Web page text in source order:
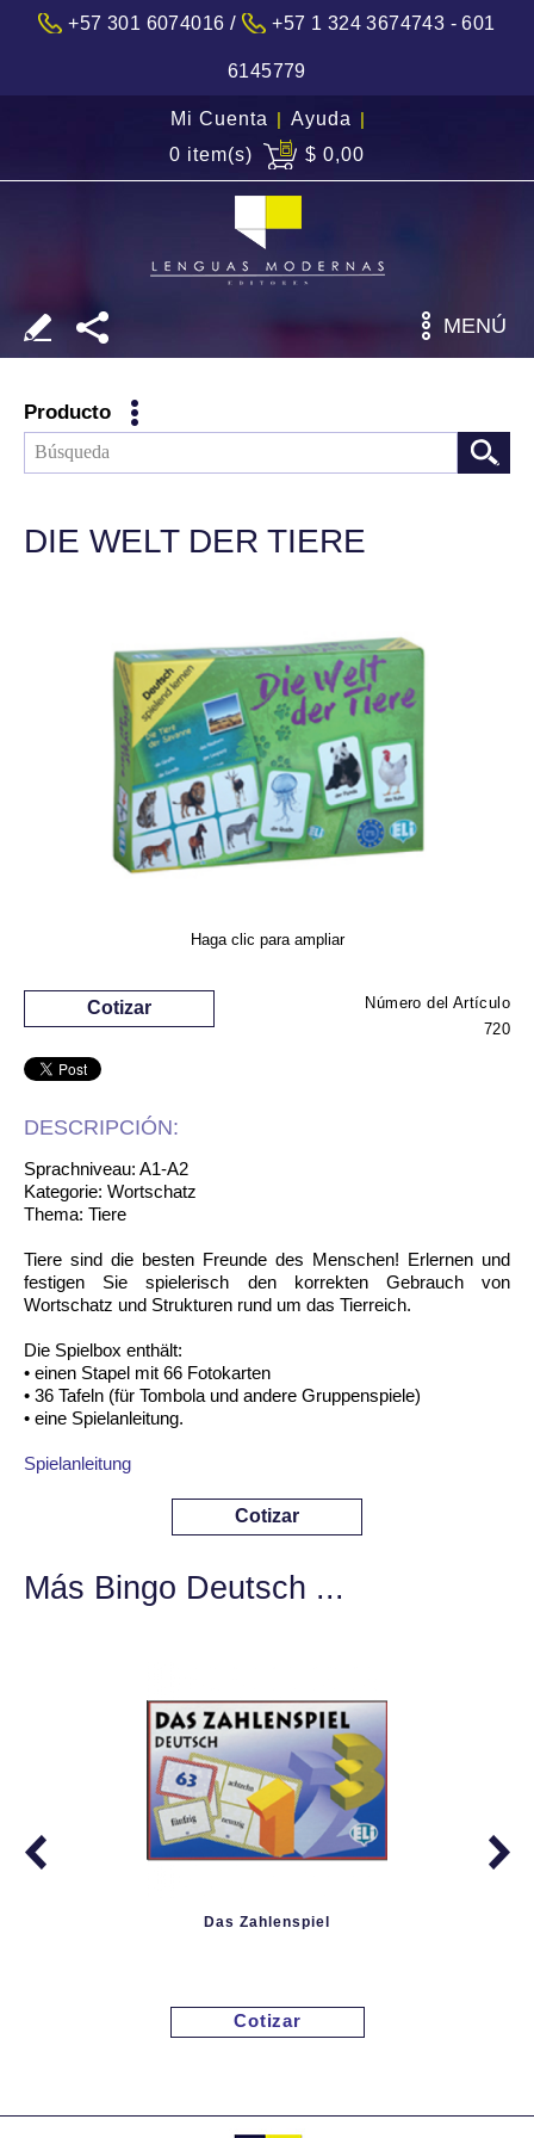
+57 301 6074016 / +57 1 324 3674743 - 601
6145779
Mi Cuenta | Ayuda |
0 item(s)
$ 0,00
MENÚ
Producto
DIE WELT DER TIERE
Haga clic para ampliar
Número del Artículo
720
Cotizar
DESCRIPCIÓN:
Sprachniveau: A1-A2
Kategorie: Wortschatz
Thema: Tiere
Tiere sind die besten Freunde des Menschen! Erlernen und
festigen Sie spielerisch den korrekten Gebrauch von
Wortschatz und Strukturen rund um das Tierreich.
Die Spielbox enthält:
• einen Stapel mit 66 Fotokarten
• 36 Tafeln (für Tombola und andere Gruppenspiele)
• eine Spielanleitung.
Spielanleitung
Cotizar
Más Bingo Deutsch ...
Das Zahlenspiel
Cotizar